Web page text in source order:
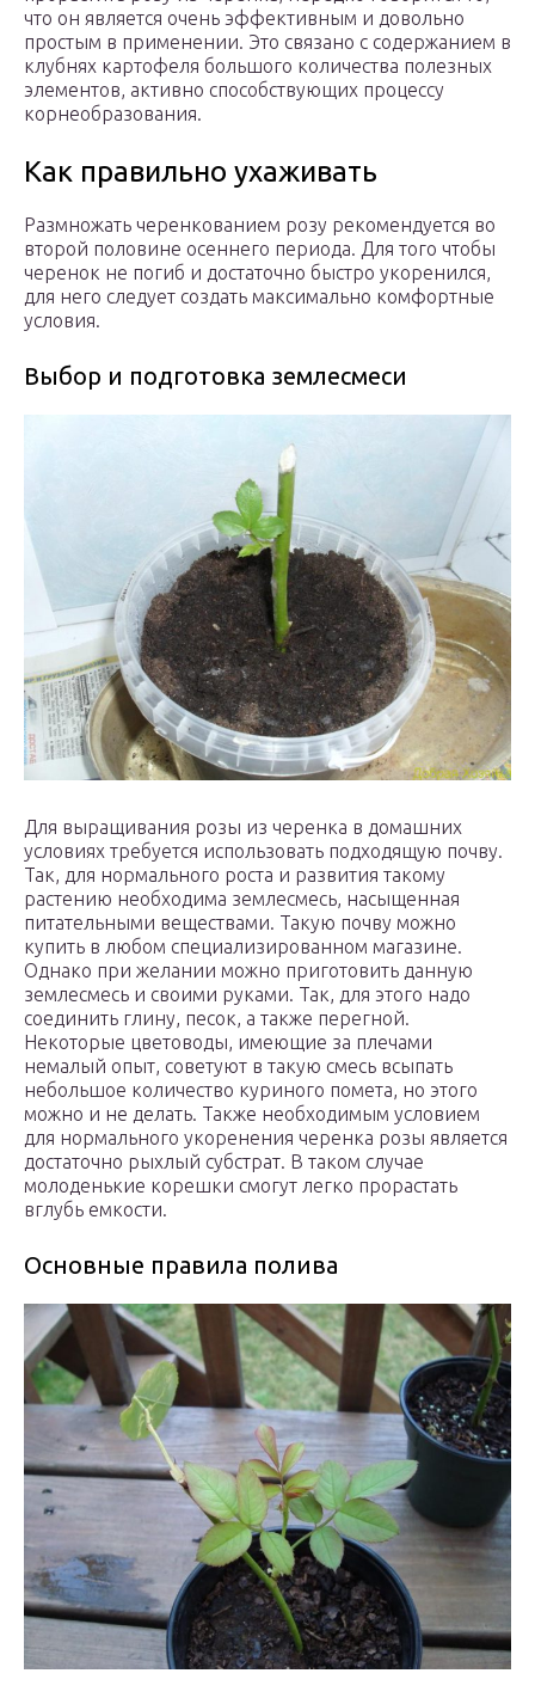
что он является очень эффективным и довольно
простым в применении. Это связано с содержанием в
клубнях картофеля большого количества полезных
элементов, активно способствующих процессу
корнеобразования.
Как правильно ухаживать
Размножать черенкованием розу рекомендуется во
второй половине осеннего периода. Для того чтобы
черенок не погиб и достаточно быстро укоренился,
для него следует создать максимально комфортные
условия.
Выбор и подготовка землесмеси
Для выращивания розы из черенка в домашних
условиях требуется использовать подходящую почву.
Так, для нормального роста и развития такому
растению необходима землесмесь, насыщенная
питательными веществами. Такую почву можно
купить в любом специализированном магазине.
Однако при желании можно приготовить данную
землесмесь и своими руками. Так, для этого надо
соединить глину, песок, а также перегной.
Некоторые цветоводы, имеющие за плечами
немалый опыт, советуют в такую смесь всыпать
небольшое количество куриного помета, но этого
можно и не делать. Также необходимым условием
для нормального укоренения черенка розы является
достаточно рыхлый субстрат. В таком случае
молоденькие корешки смогут легко прорастать
вглубь емкости.
Основные правила полива